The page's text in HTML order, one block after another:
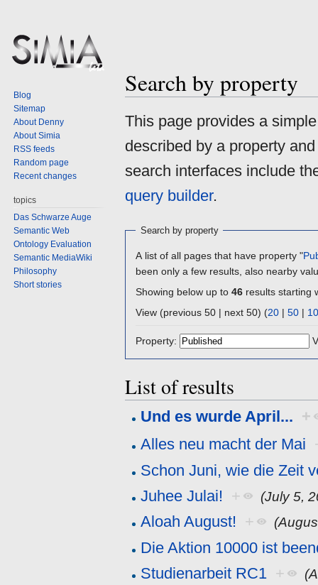
Search by property
Jump
navigation
Jump
search
This page provides a
described by a property
search interfaces include
query builder.
Search by property
A list of all pages that have property "
been only a few results, also nearby
Showing below up to 46 results starting
View (previous 50 | next 50) (20 | 50 |
Property:
List of results
Und es wurde April... +
Alles neu macht der Mai
Schon Juni, wie die Zeit
Juhee Julai! + (July 5,
Aloah August! +
Die Aktion 10000 ist
Studienarbeit RC1 +
Blog
Sitemap
About Denny
About Simia
RSS feeds
Random page
Recent changes
topics
Das Schwarze Auge
Semantic Web
Ontology Evaluation
Semantic MediaWiki
Philosophy
Short stories